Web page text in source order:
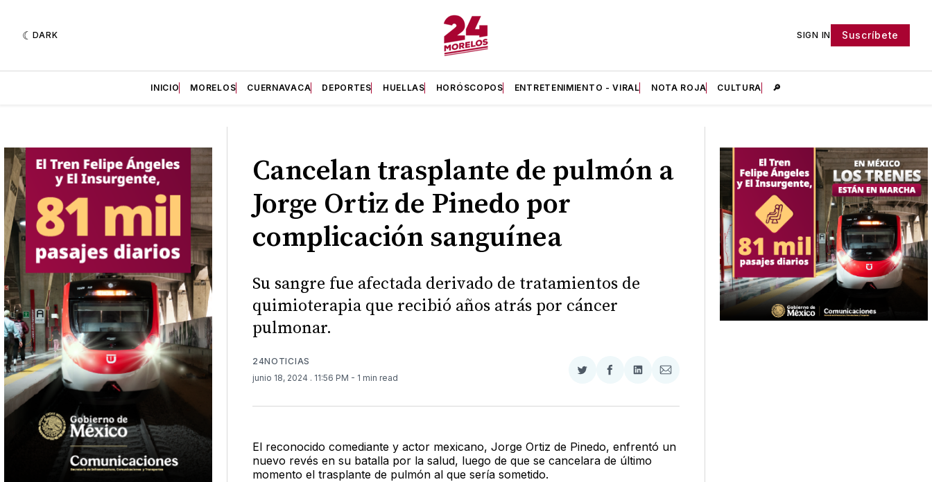
DARK SIGN IN Suscríbete
INICIO MORELOS CUERNAVACA DEPORTES HUELLAS HORÓSCOPOS ENTRETENIMIENTO - VIRAL NOTA ROJA CULTURA 🔎
Cancelan trasplante de pulmón a
Jorge Ortiz de Pinedo por
complicación sanguínea
Su sangre fue afectada derivado de tratamientos de
quimioterapia que recibió años atrás por cáncer
pulmonar.
24NOTICIAS
junio 18, 2024 . 11:56 PM - 1 min read
Compartir
Twitter
Compartir
Facebook
Compartir
LinkedIn
Compartir
Email
El reconocido comediante y actor mexicano, Jorge Ortiz de Pinedo, enfrentó un
nuevo revés en su batalla por la salud, luego de que se cancelara de último
momento el trasplante de pulmón al que sería sometido.